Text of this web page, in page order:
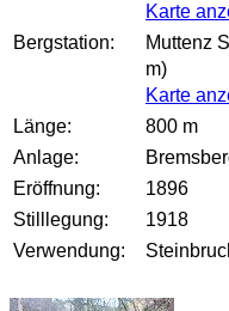
Karte
Bergstation:
Muttenz
m)
Karte
Länge:
800 m
Anlage:
Eröffnung:
1896
Stilllegung:
1918
Verwendung: